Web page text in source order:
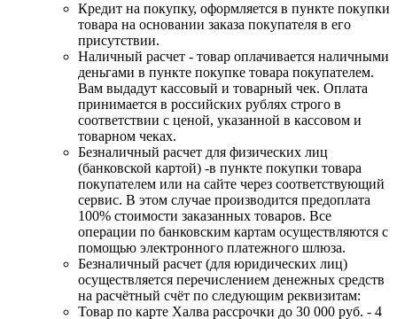
Кредит на покупку, оформляется в пункте покупки
товара на основании заказа покупателя в его
присутствии.
Наличный расчет - товар оплачивается наличными
деньгами в пункте покупке товара покупателем.
Вам выдадут кассовый и товарный чек. Оплата
принимается в российских рублях строго в
соответствии с ценой, указанной в кассовом и
товарном чеках.
Безналичный расчет для физических лиц
(банковской картой) -в пункте покупки товара
покупателем или на сайте через соответствующий
сервис. В этом случае производится предоплата
100% стоимости заказанных товаров. Все
операции по банковским картам осуществляются с
помощью электронного платежного шлюза.
Безналичный расчет (для юридических лиц)
осуществляется перечислением денежных средств
на расчётный счёт по следующим реквизитам:
Товар по карте Халва рассрочки до 30 000 руб. - 4